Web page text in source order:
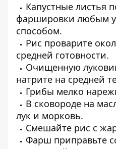
Капустные листья
фаршировки любым
способом.
Рис проварите
средней готовности.
Очищенную
натрите на средней
Грибы мелко
В сковороде на
лук и морковь.
Смешайте рис с
Фарш приправьте